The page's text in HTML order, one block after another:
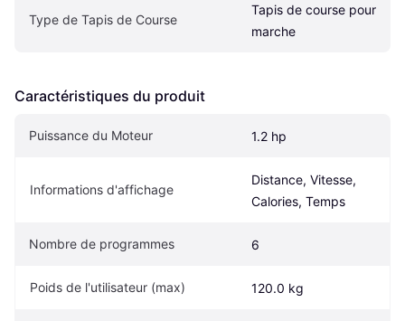
Type de Tapis de Course
Tapis de course pour
marche
Caractéristiques du produit
Puissance du Moteur 1.2 hp
Informations d'affichage
Distance, Vitesse,
Calories, Temps
Nombre de programmes 6
Poids de l'utilisateur (max) 120.0 kg